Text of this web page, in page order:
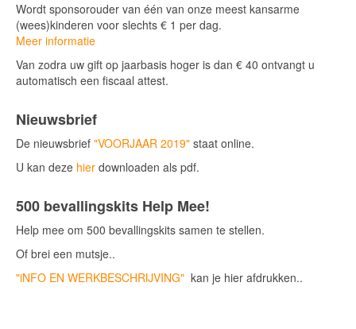
Wordt sponsorouder van één van onze meest kansarme
(wees)kinderen voor slechts € 1 per dag.
Meer informatie
Van zodra uw gift op jaarbasis hoger is dan € 40 ontvangt u
automatisch een fiscaal attest.
Nieuwsbrief
De nieuwsbrief "VOORJAAR 2019" staat online.
U kan deze hier downloaden als pdf.
500 bevallingskits Help Mee!
Help mee om 500 bevallingskits samen te stellen.
Of brei een mutsje..
"iNFO EN WERKBESCHRIJVING" kan je hier afdrukken..